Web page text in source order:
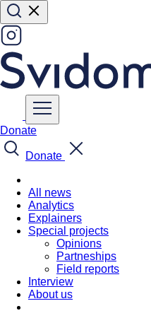
Donate
Donate
All news
Analytics
Explainers
Special projects
Opinions
Partneships
Field reports
Interview
About us